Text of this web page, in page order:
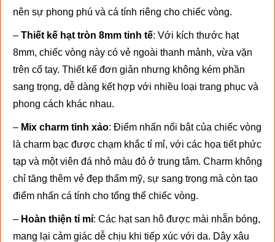
nên sự phong phú và cá tính riêng cho chiếc vòng.
– Thiết kế hạt tròn 8mm tinh tế: Với kích thước hạt
8mm, chiếc vòng này có vẻ ngoài thanh mảnh, vừa vặn
trên cổ tay. Thiết kế đơn giản nhưng không kém phần
sang trọng, dễ dàng kết hợp với nhiều loại trang phục và
phong cách khác nhau.
– Mix charm tinh xảo: Điểm nhấn nổi bật của chiếc vòng
là charm bạc được chạm khắc tỉ mỉ, với các họa tiết phức
tạp và một viên đá nhỏ màu đỏ ở trung tâm. Charm không
chỉ tăng thêm vẻ đẹp thẩm mỹ, sự sang trọng mà còn tạo
điểm nhấn cá tính cho tổng thể chiếc vòng.
– Hoàn thiện tỉ mỉ: Các hạt san hô được mài nhẵn bóng,
mang lại cảm giác dễ chịu khi tiếp xúc với da. Dây xâu